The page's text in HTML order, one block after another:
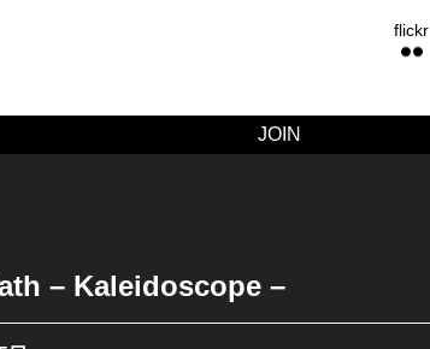
JOIN
flickr
– Kaleidoscope –